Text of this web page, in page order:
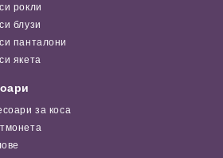
рокли
блузи
панталони
якета
за коса